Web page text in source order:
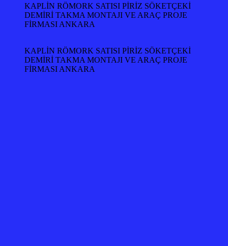
KAPLİN RÖMORK SATISI PİRİZ SÖKETÇEKİ
DEMİRİ TAKMA MONTAJI VE ARAÇ PROJE
FİRMASI ANKARA
KAPLİN RÖMORK SATISI PİRİZ SÖKETÇEKİ
DEMİRİ TAKMA MONTAJI VE ARAÇ PROJE
FİRMASI ANKARA